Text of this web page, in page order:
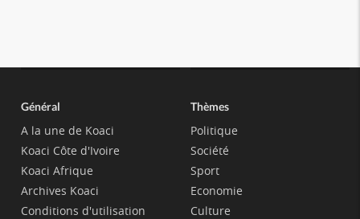
Général
A la une de Koaci
Koaci Côte d'Ivoire
Koaci Afrique
Archives Koaci
Conditions d'utilisation
Thèmes
Politique
Société
Sport
Economie
Culture